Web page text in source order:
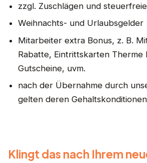
zzgl. Zuschlägen und
Weihnachts- und Urlaubsgelder
Mitarbeiter extra Bonus, z. B.
Rabatte, Eintrittskarten Therme
Gutscheine, uvm.
nach der Übernahme durch
gelten deren Gehaltskonditionen
Klingt das nach Ihrem